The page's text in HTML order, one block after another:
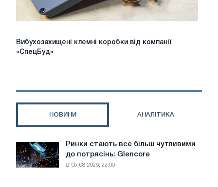
Вибухозахищені
клемні
«СпецБуд»
Вибухозахищені клемні коробки від компанії
«СпецБуд»
НОВИНИ АНАЛІТИКА
Ринки
стають
все
Ринки стають все більш чутливими
до потрясінь: Glencore
05-08-2026, 22:00